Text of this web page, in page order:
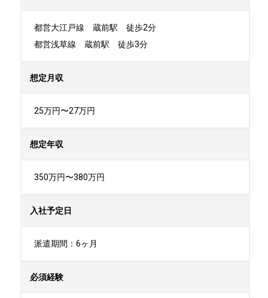
都営大江戸線　蔵前駅　徒歩2分
都営浅草線　蔵前駅　徒歩3分
想定月収
25万円〜27万円
想定年収
350万円〜380万円
入社予定日
派遣期間：6ヶ月
必須経験